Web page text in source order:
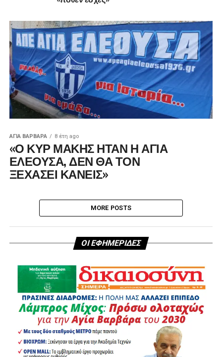
ΑΓΙΑ ΒΑΡΒΑΡΑ 8 έτη ago
«Ο ΚΥΡ ΜΑΚΗΣ ΗΤΑΝ Η ΑΓΙΑ
ΕΛΕΟΥΣΑ, ΔΕΝ ΘΑ ΤΟΝ
ΞΕΧΑΣΕΙ ΚΑΝΕΙΣ»
MORE POSTS
ΟΙ ΕΦΗΜΕΡΙΔΕΣ